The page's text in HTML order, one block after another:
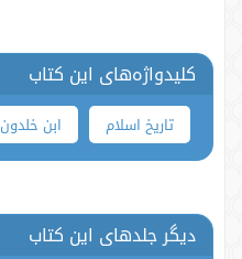
کلیدواژه‌های این کتاب
تاریخ اسلام ابن خلدون
دیگر جلدهای این کتاب